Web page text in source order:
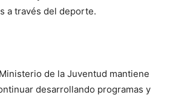
a través del deporte.
de la Juventud mantiene
desarrollando programas y